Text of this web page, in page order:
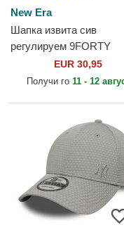
New Era
Шапка извита сив
регулируем 9FORTY
Diamond Era на New
Yankees MLB от New
EUR 30,95
Получи го 11 - 12